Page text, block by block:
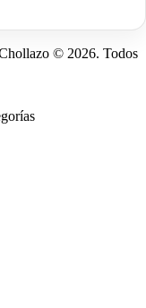
© 2026. Todos